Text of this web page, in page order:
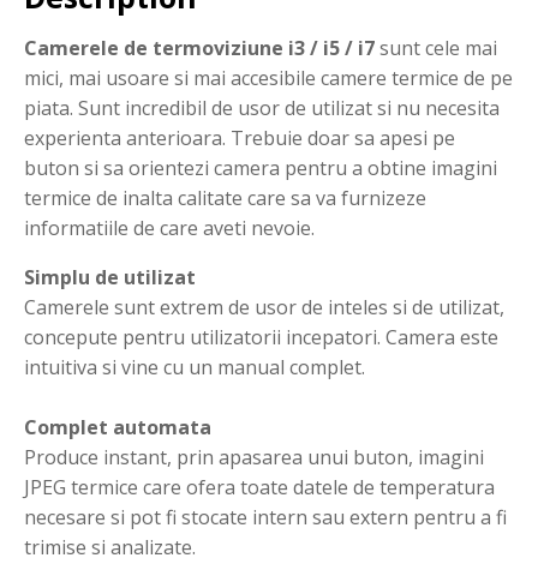
Camerele de termoviziune i3 / i5 / i7sunt cele mai
mici, mai usoare si mai accesibile camere termice de pe
piata. Sunt incredibil de usor de utilizat si nu necesita
experienta anterioara. Trebuie doar sa apesi pe
buton si sa orientezi camera pentru a obtine imagini
termice de inalta calitate care sa va furnizeze
informatiile de care aveti nevoie.
Simplu de utilizat
Camerele sunt extrem de usor de inteles si de utilizat,
concepute pentru utilizatorii incepatori. Camera este
intuitiva si vine cu un manual complet.
Complet automata
Produce instant, prin apasarea unui buton, imagini
JPEG termice care ofera toate datele de temperatura
necesare si pot fi stocate intern sau extern pentru a fi
trimise si analizate.